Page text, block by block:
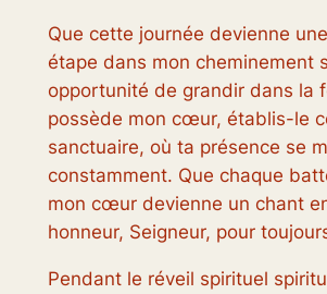
Que cette journée devienne
étape dans mon cheminement
opportunité de grandir dans la
possède mon cœur, établis-le
sanctuaire, où ta présence se
constamment. Que chaque
mon cœur devienne un chant
honneur, Seigneur, pour
Pendant le réveil spirituel